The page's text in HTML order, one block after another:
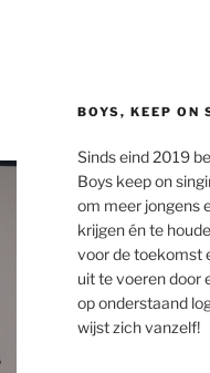
BOYS, KEEP ON
Sinds eind 2019
Boys keep on
om meer jongens
krijgen én te
voor de toekomst
uit te voeren door
op onderstaand
wijst zich vanzelf!